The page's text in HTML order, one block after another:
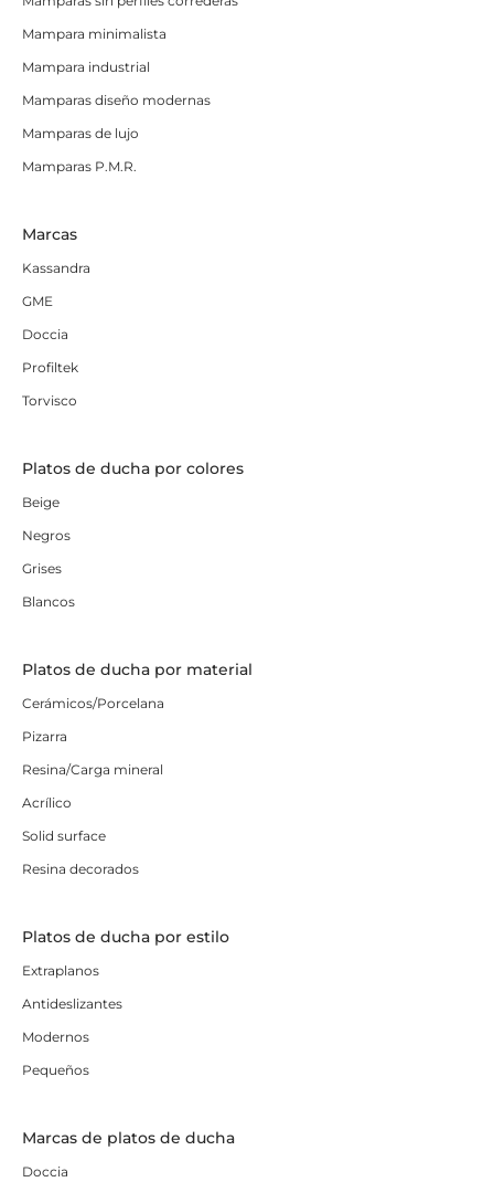
Mampara minimalista
Mampara industrial
Mamparas diseño modernas
Mamparas de lujo
Mamparas P.M.R.
Marcas
Kassandra
GME
Doccia
Profiltek
Torvisco
Platos de ducha por colores
Beige
Negros
Grises
Blancos
Platos de ducha por material
Cerámicos/Porcelana
Pizarra
Resina/Carga mineral
Acrílico
Solid surface
Resina decorados
Platos de ducha por estilo
Extraplanos
Antideslizantes
Modernos
Pequeños
Marcas de platos de ducha
Doccia